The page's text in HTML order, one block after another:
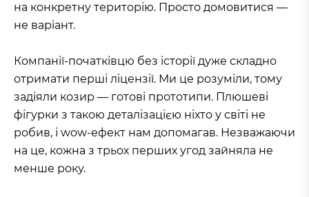
на конкретну територію. Просто домовитися —
не варіант.
Компанії-початківцю без історії дуже складно
отримати перші ліцензії. Ми це розуміли, тому
задіяли козир — готові прототипи. Плюшеві
фігурки з такою деталізацією ніхто у світі не
робив, і wow-ефект нам допомагав. Незважаючи
на це, кожна з трьох перших угод зайняла не
менше року.